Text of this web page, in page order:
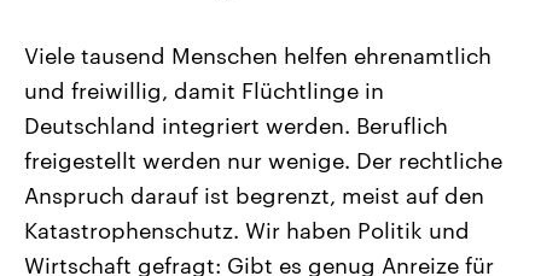
Landtagswahl Sachsen-Anhalt
2026
Alle Informationen
Sachsen-Anhalt wählt am 6.
September 2026 einen neuen
Landtag. Seit 2021 wird das
Bundesland von einer Koalition aus
CDU, SPD und FDP regiert.-
Umfragen, Prognosen,
USA
Aktuelle Beiträge,
Hintergründe
Wirtschaftlich und
gehören die Vereinigten
den mächtigsten Ländern
mit großem Einfluss auf
Viele tausend Menschen helfen ehrenamtlich
und freiwillig, damit Flüchtlinge in
Deutschland integriert werden. Beruflich
freigestellt werden nur wenige. Der rechtliche
Anspruch darauf ist begrenzt, meist auf den
Katastrophenschutz. Wir haben Politik und
Wirtschaft gefragt: Gibt es genug Anreize für